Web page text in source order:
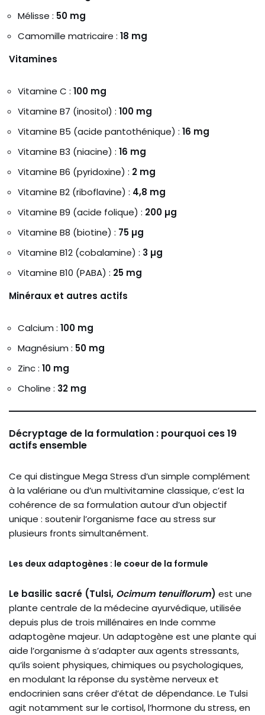
Mélisse : 50 mg
Camomille matricaire : 18 mg
Vitamines
Vitamine C : 100 mg
Vitamine B7 (inositol) : 100 mg
Vitamine B5 (acide pantothénique) : 16 mg
Vitamine B3 (niacine) : 16 mg
Vitamine B6 (pyridoxine) : 2 mg
Vitamine B2 (riboflavine) : 4,8 mg
Vitamine B9 (acide folique) : 200 µg
Vitamine B8 (biotine) : 75 µg
Vitamine B12 (cobalamine) : 3 µg
Vitamine B10 (PABA) : 25 mg
Minéraux et autres actifs
Calcium : 100 mg
Magnésium : 50 mg
Zinc : 10 mg
Choline : 32 mg
Décryptage de la formulation : pourquoi ces 19
actifs ensemble
Ce qui distingue Mega Stress d’un simple complément
à la valériane ou d’un multivitamine classique, c’est la
cohérence de sa formulation autour d’un objectif
unique : soutenir l’organisme face au stress sur
plusieurs fronts simultanément.
Les deux adaptogènes : le coeur de la formule
Le basilic sacré (Tulsi, Ocimum tenuiflorum) est une
plante centrale de la médecine ayurvédique, utilisée
depuis plus de trois millénaires en Inde comme
adaptogène majeur. Un adaptogène est une plante qui
aide l’organisme à s’adapter aux agents stressants,
qu’ils soient physiques, chimiques ou psychologiques,
en modulant la réponse du système nerveux et
endocrinien sans créer d’état de dépendance. Le Tulsi
agit notamment sur le cortisol, l’hormone du stress, en